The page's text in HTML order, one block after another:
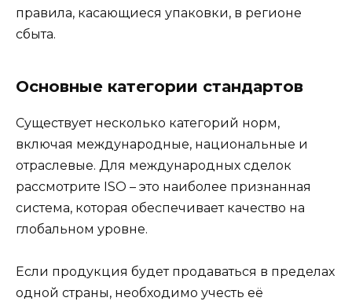
правила, касающиеся упаковки, в регионе
сбыта.
Основные категории стандартов
Существует несколько категорий норм,
включая международные, национальные и
отраслевые. Для международных сделок
рассмотрите ISO – это наиболее признанная
система, которая обеспечивает качество на
глобальном уровне.
Если продукция будет продаваться в пределах
одной страны, необходимо учесть её